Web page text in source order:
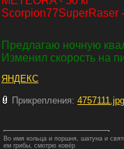
Scorpion77SuperRaser -
Предлагаю ночную
Изменил скорость на
ЯНДЕКС
Прикрепления: 4757111.jpg
Во имя кольца и поршня, шатуна и
ем грибы, смотрю ковёр